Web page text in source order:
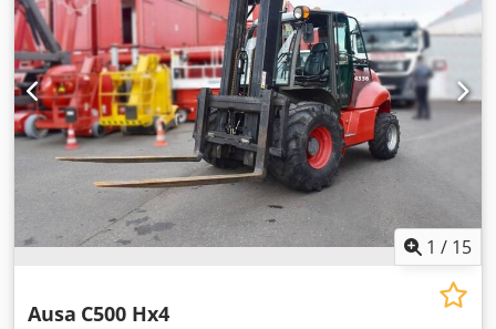
1 / 15
Ausa C500 Hx4